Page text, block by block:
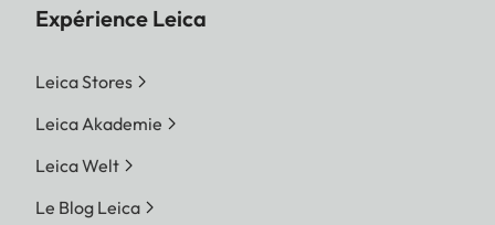
Expérience Leica
Leica Stores
Leica Akademie
Leica Welt
Le Blog Leica